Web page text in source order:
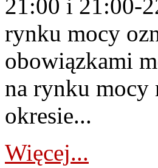
21:00 i 21:00-
rynku mocy
obowiązkami
na rynku mocy
okresie...
Więcej...